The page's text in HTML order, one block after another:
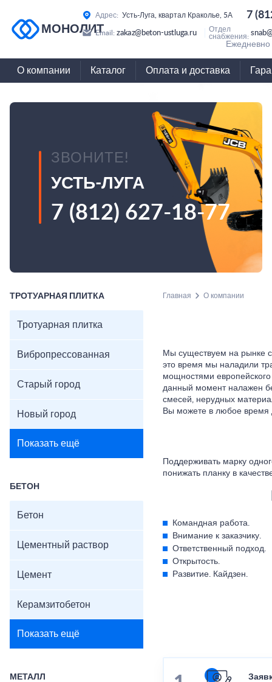
МОНОЛИТ
Адрес: Усть-Луга, квартал Краколье, 5А 7
Email: zakaz@beton-ustluga.ru
Отдел
снабжения:
О компании Каталог Оплата и доставка
ЗВОНИТЕ!
УСТЬ-ЛУГА
7 (812) 627-18-77
ТРОТУАРНАЯ ПЛИТКА
Тротуарная плитка
Вибропрессованная
Старый город
Новый город
Показать ещё
БЕТОН
Бетон
Цементный раствор
Цемент
Керамзитобетон
Показать ещё
МЕТАЛЛ
Главная О компании
Мы существуем на рынке
это время мы наладили
мощностями
данный момент налажен
смесей, нерудных
Вы можете в любое время
Поддерживать марку
понижать планку в
Командная работа.
Внимание к заказчику.
Ответственный подход.
Открытость.
Развитие. Кайдзен.